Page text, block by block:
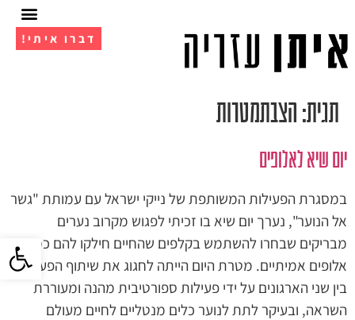
פתח
דברו איתי!
תגית: הצבתמטרות
יום שיא לאלופים
במסגרת הפעילות המשותפת של נייקי ישראל עם עמותת "גשר
אל הנוער", נערך יום שיא בו זכיתי לפגוש מקרוב נערים
מבריקים שבחרו להשתמש בקלפים שהחיים חילקו להם כמו
אלופים אמיתיים. מטרת היום הייתה לחגוג את שיתוף הפעולה
בין שני הארגונים על ידי פעילות ספורטיבית מהנה ומעוררת
השראה, ובעיקר לתת לנוער כלים מנטליים לחיים מעולם